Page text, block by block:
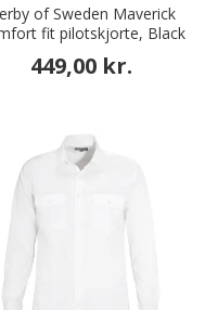
of Sweden Maverick
fit pilotskjorte, Black
449,00 kr.